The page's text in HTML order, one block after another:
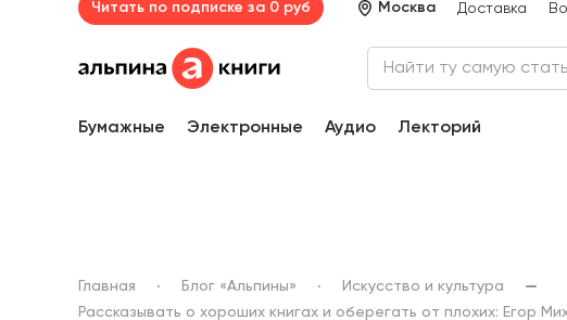
Читать по подписке за 0 руб Москва Доставка
Бумажные Электронные Аудио Лекторий
Главная Блог «Альпины»
Искусство и культура
Рассказывать о хороших книгах и оберегать от плохих: Егор